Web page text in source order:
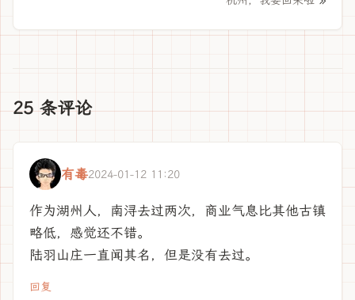
25 条评论
有毒2024-01-12 11:20
作为湖州人，南浔去过两次，商业气息比其他古镇
略低，感觉还不错。
陆羽山庄一直闻其名，但是没有去过。
回复